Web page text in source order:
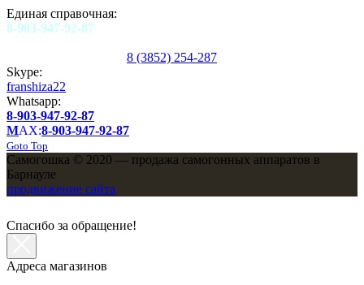
Единая справочная:
8-903-947-92-87
8 (3852) 254-287
Skype:
franshiza22
Whatsapp:
8-903-947-92-87
MAX:8-903-947-92-87
Goto Top
Самогошка © 2020 — продажа самогонных аппаратов в
Барнауле
продвижение сайта
Спасибо за обращение!
Адреса магазинов